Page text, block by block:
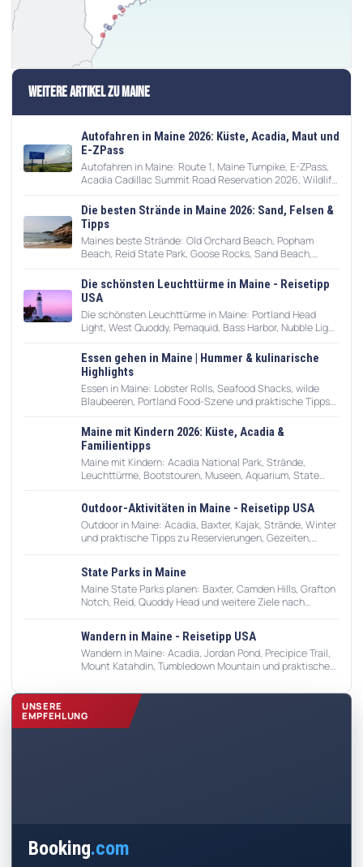
Weitere Artikel zu Maine
Autofahren in Maine 2026: Küste, Acadia, Maut und
E-ZPass
Autofahren in Maine: Route 1, Maine Turnpike, E-ZPass,
Acadia Cadillac Summit Road Reservation 2026, Wildlife,
Die besten Strände in Maine 2026: Sand, Felsen &
Tipps
Maines beste Strände: Old Orchard Beach, Popham
Beach, Reid State Park, Goose Rocks, Sand Beach,
Wasser.
Die schönsten Leuchttürme in Maine - Reisetipp
USA
Die schönsten Leuchttürme in Maine: Portland Head
Light, West Quoddy, Pemaquid, Bass Harbor, Nubble Light
Essen gehen in Maine | Hummer & kulinarische
Highlights
Essen in Maine: Lobster Rolls, Seafood Shacks, wilde
Blaubeeren, Portland Food-Szene und praktische Tipps
Maine mit Kindern 2026: Küste, Acadia &
Familientipps
Maine mit Kindern: Acadia National Park, Strände,
Leuchttürme, Bootstouren, Museen, Aquarium, State
Outdoor-Aktivitäten in Maine - Reisetipp USA
Outdoor in Maine: Acadia, Baxter, Kajak, Strände, Winter
und praktische Tipps zu Reservierungen, Gezeiten,
State Parks in Maine
Maine State Parks planen: Baxter, Camden Hills, Grafton
Notch, Reid, Quoddy Head und weitere Ziele nach
Wandern in Maine - Reisetipp USA
Wandern in Maine: Acadia, Jordan Pond, Precipice Trail,
Mount Katahdin, Tumbledown Mountain und praktische
UNSERE
EMPFEHLUNG
Booking.com